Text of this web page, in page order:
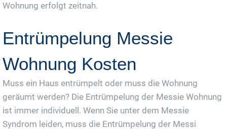
Wohnung erfolgt zeitnah.
Entrümpelung Messie
Wohnung Kosten
Muss ein Haus entrümpelt oder muss die Wohnung
geräumt werden? Die Entrümpelung der Messie Wohnung
ist immer individuell. Wenn Sie unter dem Messie
Syndrom leiden, muss die Entrümpelung der Messi